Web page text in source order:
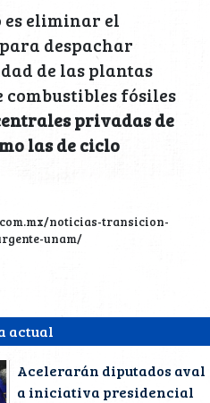
actual
Acelerarán diputados aval
a iniciativa presidencial
eliminar el
despachar
de las plantas
fósiles
privadas de
las de ciclo
noticias-transicion-
unam/